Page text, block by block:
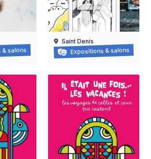
au
salons Exposition : nanas vanille
16/06/2026 au
Saint Denis
Expositions & salons